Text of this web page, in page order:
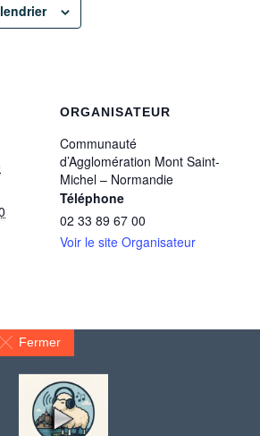
Fermer
ORGANISATEUR
Communauté
d’Agglomération Mont Saint-
Michel – Normandie
Téléphone
02 33 89 67 00
Voir le site Organisateur